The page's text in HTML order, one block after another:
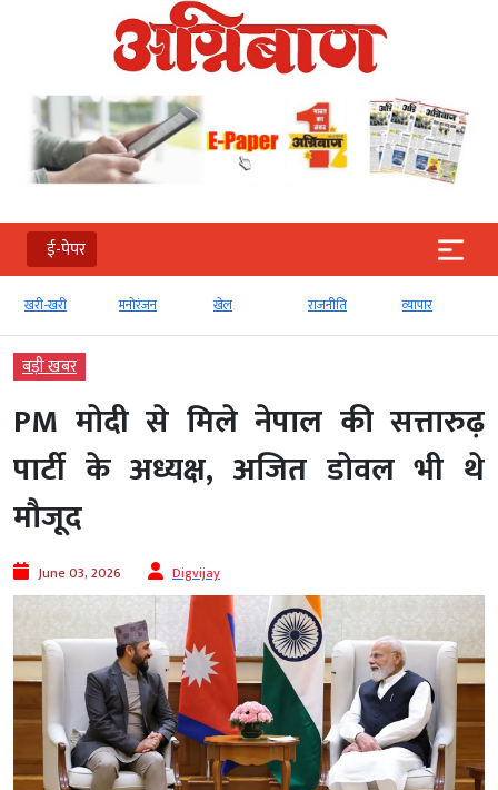
ई-पेपर
खरी-खरी मनोरंजन खेल राजनीति व्‍यापार
बड़ी खबर
PM मोदी से मिले नेपाल की सत्तारुढ़
पार्टी के अध्यक्ष, अजित डोवल भी थे
मौजूद
June 03, 2026 Digvijay